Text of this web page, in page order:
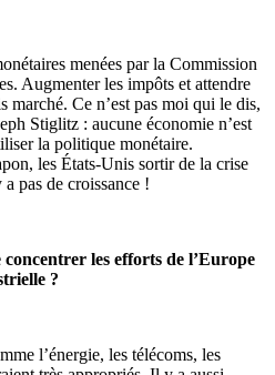
menées par la Commission
Augmenter les impôts et attendre
marché. Ce n’est pas moi qui le dis,
Stiglitz : aucune économie n’est
la politique monétaire.
les États-Unis sortir de la crise
pas de croissance !
les efforts de l’Europe
?
l’énergie, les télécoms, les